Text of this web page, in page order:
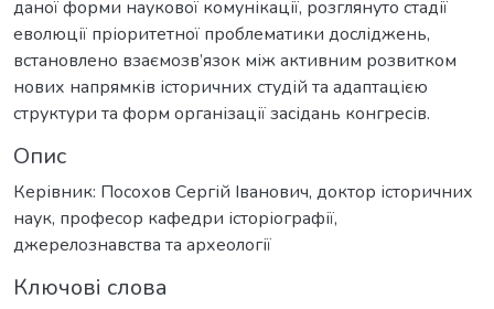
даної форми наукової комунікації, розглянуто стадії
еволюції пріоритетної проблематики досліджень,
встановлено взаємозв’язок між активним розвитком
нових напрямків історичних студій та адаптацією
структури та форм організації засідань конгресів.
Опис
Керівник: Посохов Сергій Іванович, доктор історичних
наук, професор кафедри історіографії,
джерелознавства та археології
Ключові слова